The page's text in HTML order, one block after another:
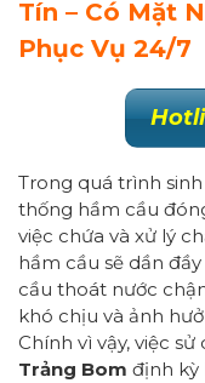
Tín – Có Mặt
Phục Vụ 24/7
Trong quá trình
thống hầm cầu
việc chứa và xử lý
hầm cầu sẽ dần
cầu thoát nước
khó chịu và ảnh
Chính vì vậy, việc
Trảng Bom định kỳ